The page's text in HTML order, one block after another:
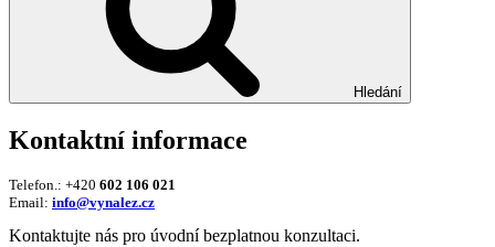
Hledání
Kontaktní informace
Telefon.: +420 602 106 021
Email: info@vynalez.cz
Kontaktujte nás pro úvodní bezplatnou konzultaci.